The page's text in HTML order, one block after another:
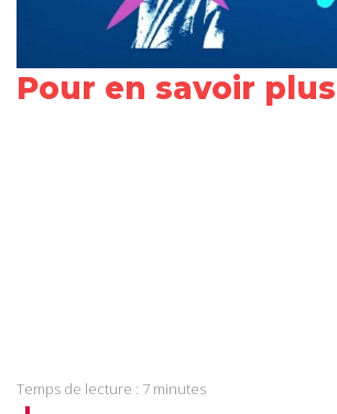
Pour en savoir plus
Email
Temps de lecture : 7 minutes